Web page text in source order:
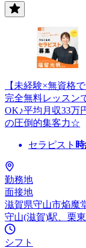
【未経験×無資格
完全無料レッスン
OK♪平均月収33万
の圧倒的集客力☆
セラピスト
勤務地
面接地
滋賀県守山市焔魔
守山(滋賀)駅、栗
シフト